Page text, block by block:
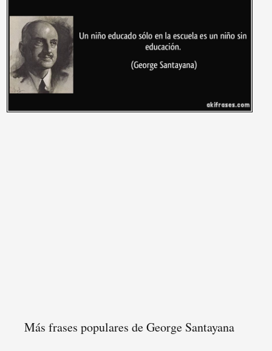
Más frases populares de George Santayana